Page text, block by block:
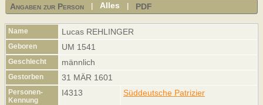
Angaben zur Person |Alles PDF
Name Lucas REHLINGER
Geboren UM 1541
Geschlecht männlich
Gestorben 31 MÄR 1601
Personen-
Kennung
I4313 Süddeutsche Patrizier